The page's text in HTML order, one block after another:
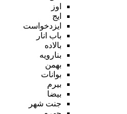
اوز
ایج
ایزدخواست
باب انار
بالاده
بنارویه
بهمن
بوانات
بیرم
بیضا
جنت شهر